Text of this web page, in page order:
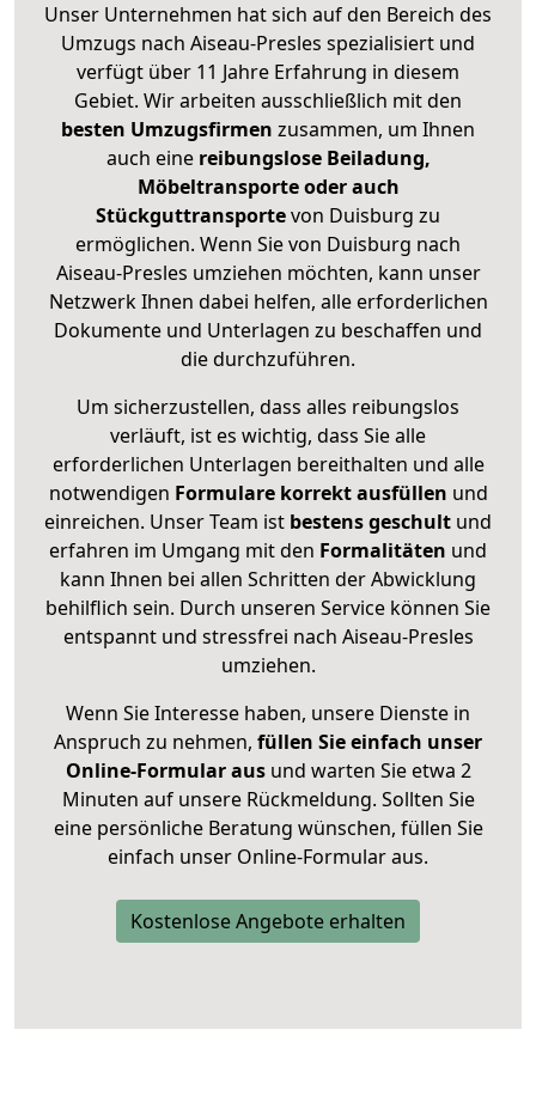
Unser Unternehmen hat sich auf den Bereich des
Umzugs nach Aiseau-Presles spezialisiert und
verfügt über 11 Jahre Erfahrung in diesem
Gebiet. Wir arbeiten ausschließlich mit den
besten Umzugsfirmen zusammen, um Ihnen
auch eine reibungslose Beiladung,
Möbeltransporte oder auch
Stückguttransportevon Duisburg zu
ermöglichen. Wenn Sie von Duisburg nach
Aiseau-Presles umziehen möchten, kann unser
Netzwerk Ihnen dabei helfen, alle erforderlichen
Dokumente und Unterlagen zu beschaffen und
die durchzuführen.
Um sicherzustellen, dass alles reibungslos
verläuft, ist es wichtig, dass Sie alle
erforderlichen Unterlagen bereithalten und alle
notwendigen Formulare korrekt ausfüllen und
einreichen. Unser Team ist bestens geschult und
erfahren im Umgang mit den Formalitäten und
kann Ihnen bei allen Schritten der Abwicklung
behilflich sein. Durch unseren Service können Sie
entspannt und stressfrei nach Aiseau-Presles
umziehen.
Wenn Sie Interesse haben, unsere Dienste in
Anspruch zu nehmen, füllen Sie einfach unser
Online-Formular ausund warten Sie etwa 2
Minuten auf unsere Rückmeldung. Sollten Sie
eine persönliche Beratung wünschen, füllen Sie
einfach unser Online-Formular aus.
Kostenlose Angebote erhalten